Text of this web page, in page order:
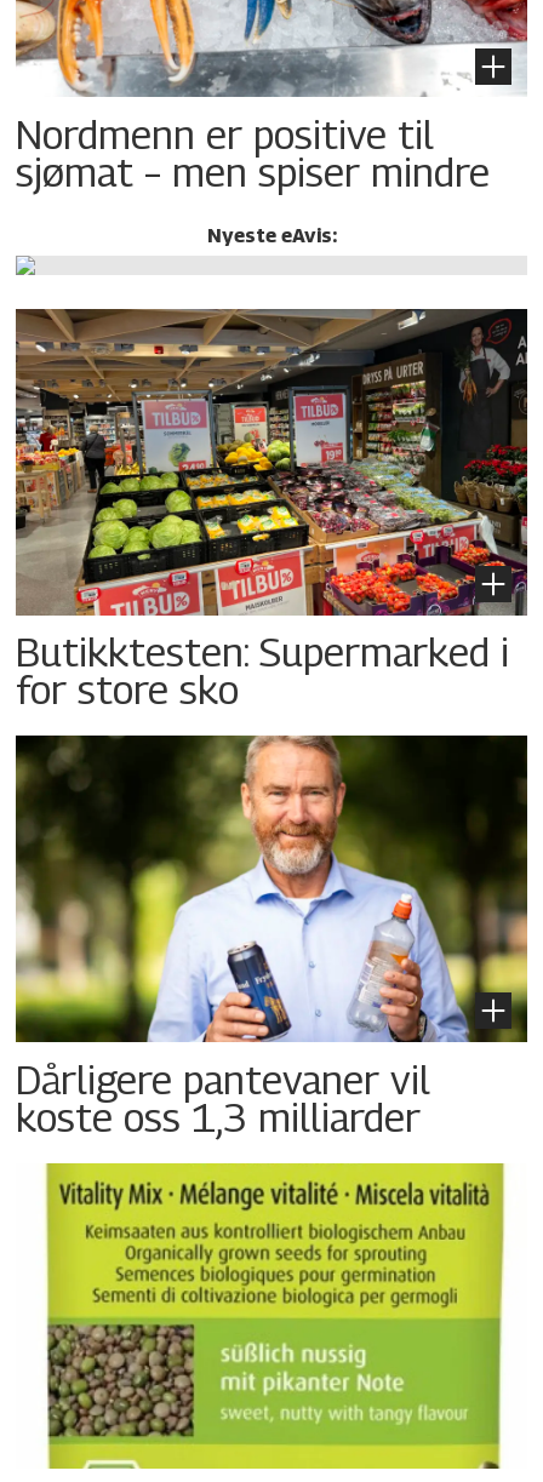
Nordmenn er positive til
sjømat – men spiser mindre
Nyeste eAvis:
Butikktesten: Supermarked i
for store sko
Dårligere pantevaner vil
koste oss 1,3 milliarder